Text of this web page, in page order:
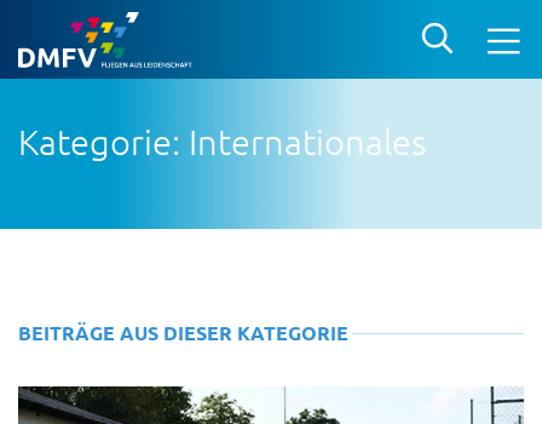
Kategorie: Internationales
BEITRÄGE AUS DIESER KATEGORIE